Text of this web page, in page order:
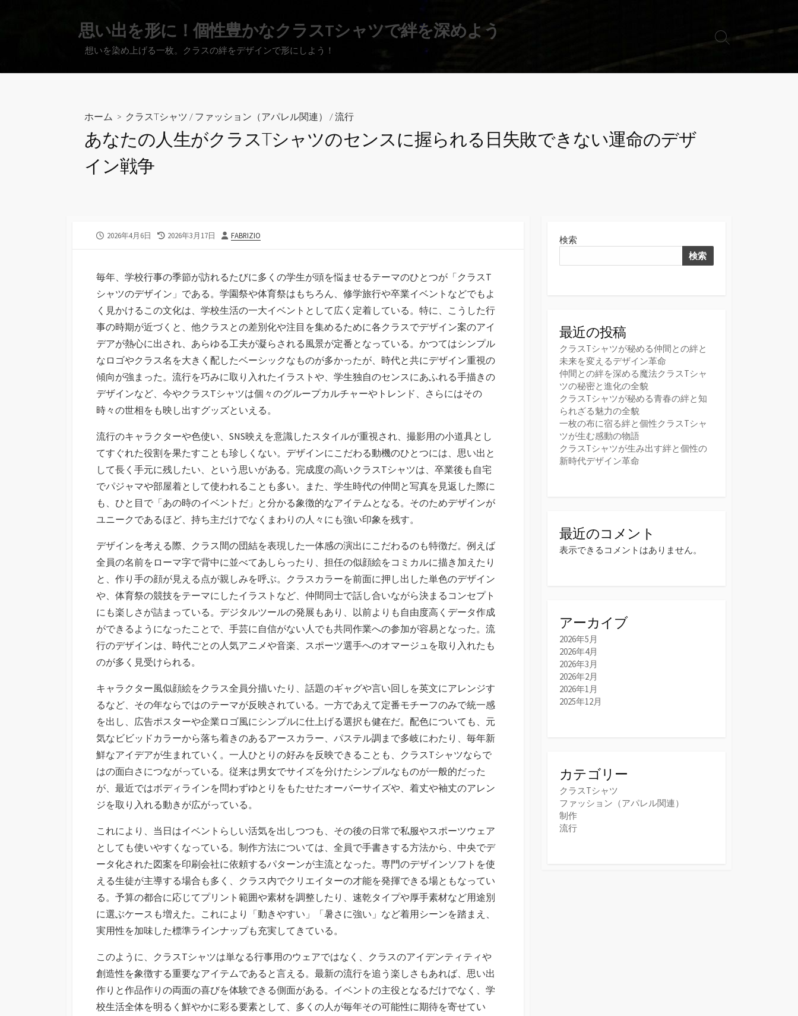
思い出を形に！個性豊かなクラスTシャツで絆を深めよう
想いを染め上げる一枚。クラスの絆をデザインで形にしよう！
検
ホーム > クラスTシャツ / ファッション（アパレル関連） /流行
あなたの人生がクラスTシャツのセンスに握られる日失敗できない運命のデザ
イン戦争
公
2026年4月6日
最
日
2026年3月17日
投
FABRIZIO
毎年、学校行事の季節が訪れるたびに多くの学生が頭を悩ませるテーマのひとつが「クラスT
シャツのデザイン」である。 学園祭や体育祭はもちろん、修学旅行や卒業イベントなどでもよ
く見かけるこの文化は、学校生活の一大イベントとして広く定着している。特に、こうした行
事の時期が近づくと、他クラスとの差別化や注目を集めるために各クラスでデザイン案のアイ
デアが熱心に出され、あらゆる工夫が凝らされる風景が定番となっている。かつてはシンプル
なロゴやクラス名を大きく配したベーシックなものが多かったが、時代と共にデザイン重視の
傾向が強まった。流行を巧みに取り入れたイラストや、学生独自のセンスにあふれる手描きの
デザインなど、今やクラスTシャツは個々のグループカルチャーやトレンド、さらにはその
時々の世相をも映し出すグッズといえる。
流行のキャラクターや色使い、SNS映えを意識したスタイルが重視され、撮影用の小道具とし
てすぐれた役割を果たすことも珍しくない。デザインにこだわる動機のひとつには、思い出と
して長く手元に残したい、という思いがある。完成度の高いクラスTシャツは、卒業後も自宅
でパジャマや部屋着として使われることも多い。また、学生時代の仲間と写真を見返した際に
も、ひと目で「あの時のイベントだ」と分かる象徴的なアイテムとなる。そのためデザインが
ユニークであるほど、持ち主だけでなくまわりの人々にも強い印象を残す。
デザインを考える際、クラス間の団結を表現した一体感の演出にこだわるのも特徴だ。例えば
全員の名前をローマ字で背中に並べてあしらったり、担任の似顔絵をコミカルに描き加えたり
と、作り手の顔が見える点が親しみを呼ぶ。クラスカラーを前面に押し出した単色のデザイン
や、体育祭の競技をテーマにしたイラストなど、仲間同士で話し合いながら決まるコンセプト
にも楽しさが詰まっている。デジタルツールの発展もあり、以前よりも自由度高くデータ作成
ができるようになったことで、手芸に自信がない人でも共同作業への参加が容易となった。流
行のデザインは、時代ごとの人気アニメや音楽、スポーツ選手へのオマージュを取り入れたも
のが多く見受けられる。
キャラクター風似顔絵をクラス全員分描いたり、話題のギャグや言い回しを英文にアレンジす
るなど、その年ならではのテーマが反映されている。一方であえて定番モチーフのみで統一感
を出し、広告ポスターや企業ロゴ風にシンプルに仕上げる選択も健在だ。配色についても、元
気なビビッドカラーから落ち着きのあるアースカラー、パステル調まで多岐にわたり、毎年新
鮮なアイデアが生まれていく。一人ひとりの好みを反映できることも、クラスTシャツならで
はの面白さにつながっている。従来は男女でサイズを分けたシンプルなものが一般的だった
が、最近ではボディラインを問わずゆとりをもたせたオーバーサイズや、着丈や袖丈のアレン
ジを取り入れる動きが広がっている。
これにより、当日はイベントらしい活気を出しつつも、その後の日常で私服やスポーツウェア
としても使いやすくなっている。制作方法については、全員で手書きする方法から、中央でデ
ータ化された図案を印刷会社に依頼するパターンが主流となった。専門のデザインソフトを使
える生徒が主導する場合も多く、クラス内でクリエイターの才能を発揮できる場ともなってい
る。予算の都合に応じてプリント範囲や素材を調整したり、速乾タイプや厚手素材など用途別
に選ぶケースも増えた。これにより「動きやすい」「暑さに強い」など着用シーンを踏まえ、
実用性を加味した標準ラインナップも充実してきている。
このように、クラスTシャツは単なる行事用のウェアではなく、クラスのアイデンティティや
創造性を象徴する重要なアイテムであると言える。最新の流行を追う楽しさもあれば、思い出
作りと作品作りの両面の喜びを体験できる側面がある。イベントの主役となるだけでなく、学
校生活全体を明るく鮮やかに彩る要素として、多くの人が毎年その可能性に期待を寄せてい
検索
検索
最近の投稿
クラスTシャツが秘める仲間との絆と
未来を変えるデザイン革命
仲間との絆を深める魔法クラスTシャ
ツの秘密と進化の全貌
クラスTシャツが秘める青春の絆と知
られざる魅力の全貌
一枚の布に宿る絆と個性クラスTシャ
ツが生む感動の物語
クラスTシャツが生み出す絆と個性の
新時代デザイン革命
最近のコメント
表示できるコメントはありません。
アーカイブ
2026年5月
2026年4月
2026年3月
2026年2月
2026年1月
2025年12月
カテゴリー
クラスTシャツ
ファッション（アパレル関連）
制作
流行